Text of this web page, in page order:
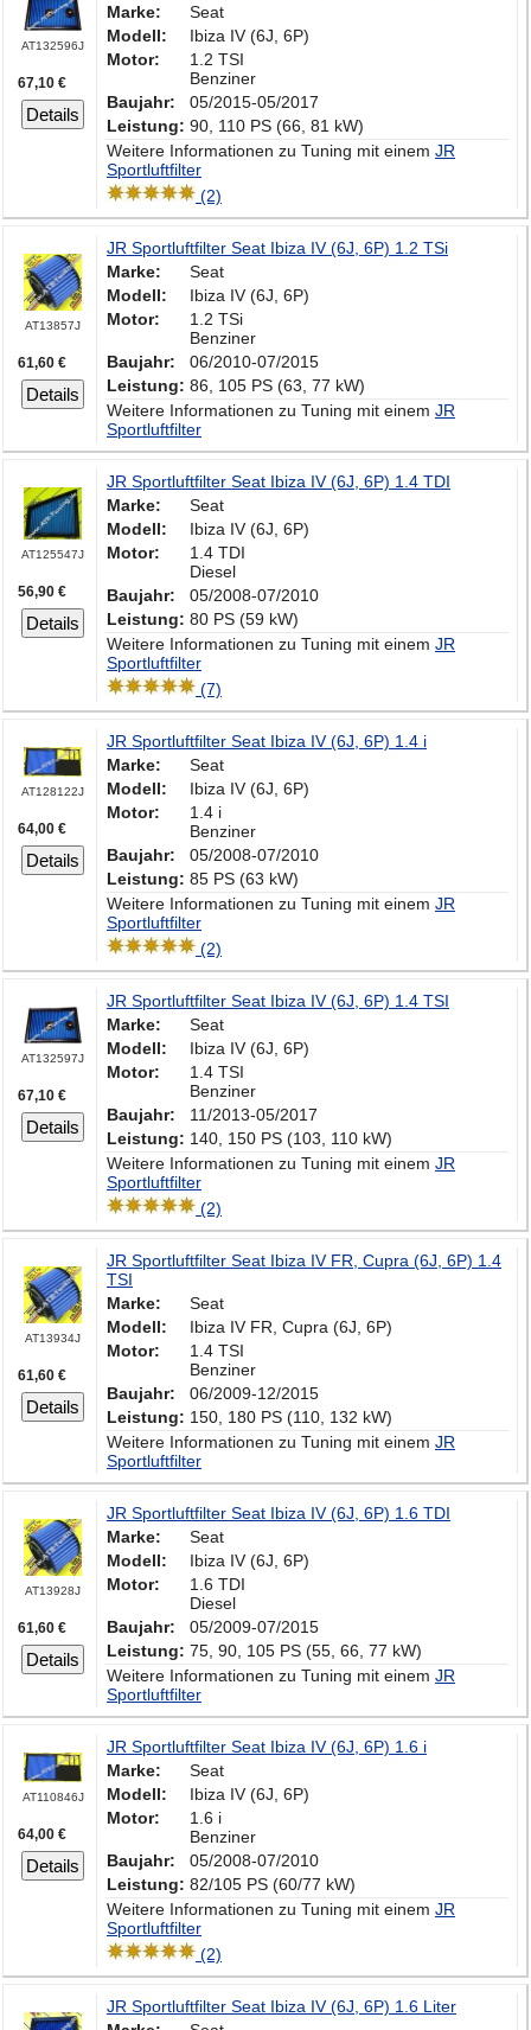
AT132596J
67,10 €
Details
Marke:
Seat
Modell:
Ibiza IV (6J, 6P)
Motor:
1.2 TSI
Benziner
Baujahr:
05/2015-05/2017
Leistung: 90, 110 PS (66, 81 kW)
Weitere Informationen zu Tuning mit einem JR
Sportluftfilter
(2)
AT13857J
61,60 €
Details
JR Sportluftfilter Seat Ibiza IV (6J, 6P) 1.2 TSi
Marke:
Seat
Modell:
Ibiza IV (6J, 6P)
Motor:
1.2 TSi
Benziner
Baujahr:
06/2010-07/2015
Leistung: 86, 105 PS (63, 77 kW)
Weitere Informationen zu Tuning mit einem JR
Sportluftfilter
AT125547J
56,90 €
Details
JR Sportluftfilter Seat Ibiza IV (6J, 6P) 1.4 TDI
Marke:
Seat
Modell:
Ibiza IV (6J, 6P)
Motor:
1.4 TDI
Diesel
Baujahr:
05/2008-07/2010
Leistung: 80 PS (59 kW)
Weitere Informationen zu Tuning mit einem JR
Sportluftfilter
(7)
AT128122J
64,00 €
Details
JR Sportluftfilter Seat Ibiza IV (6J, 6P) 1.4 i
Marke:
Seat
Modell:
Ibiza IV (6J, 6P)
Motor:
1.4 i
Benziner
Baujahr:
05/2008-07/2010
Leistung: 85 PS (63 kW)
Weitere Informationen zu Tuning mit einem JR
Sportluftfilter
(2)
AT132597J
67,10 €
Details
JR Sportluftfilter Seat Ibiza IV (6J, 6P) 1.4 TSI
Marke:
Seat
Modell:
Ibiza IV (6J, 6P)
Motor:
1.4 TSI
Benziner
Baujahr:
11/2013-05/2017
Leistung: 140, 150 PS (103, 110 kW)
Weitere Informationen zu Tuning mit einem JR
Sportluftfilter
(2)
AT13934J
61,60 €
Details
JR Sportluftfilter Seat Ibiza IV FR, Cupra (6J, 6P) 1.4
TSI
Marke:
Seat
Modell:
Ibiza IV FR, Cupra (6J, 6P)
Motor:
1.4 TSI
Benziner
Baujahr:
06/2009-12/2015
Leistung: 150, 180 PS (110, 132 kW)
Weitere Informationen zu Tuning mit einem JR
Sportluftfilter
AT13928J
61,60 €
Details
JR Sportluftfilter Seat Ibiza IV (6J, 6P) 1.6 TDI
Marke:
Seat
Modell:
Ibiza IV (6J, 6P)
Motor:
1.6 TDI
Diesel
Baujahr:
05/2009-07/2015
Leistung: 75, 90, 105 PS (55, 66, 77 kW)
Weitere Informationen zu Tuning mit einem JR
Sportluftfilter
AT110846J
64,00 €
Details
JR Sportluftfilter Seat Ibiza IV (6J, 6P) 1.6 i
Marke:
Seat
Modell:
Ibiza IV (6J, 6P)
Motor:
1.6 i
Benziner
Baujahr:
05/2008-07/2010
Leistung: 82/105 PS (60/77 kW)
Weitere Informationen zu Tuning mit einem JR
Sportluftfilter
(2)
JR Sportluftfilter Seat Ibiza IV (6J, 6P) 1.6 Liter